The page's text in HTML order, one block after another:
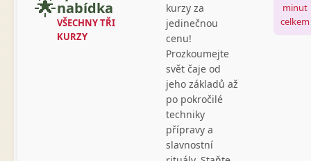
🌟nabídka
VŠECHNY TŘI
KURZY
kurzy za
jedinečnou
cenu!
Prozkoumejte
svět čaje od
jeho základů až
po pokročilé
techniky
přípravy a
slavnostní
minut
celkem